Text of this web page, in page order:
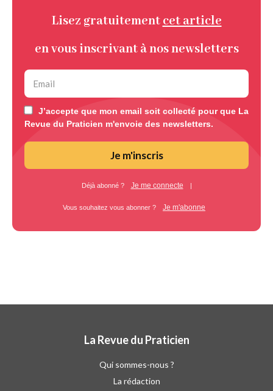
Lisez gratuitement cet article
en vous inscrivant à nos newsletters
J’accepte que mon email soit collecté pour que La
Revue du Praticien m'envoie des newsletters.
Je m'inscris
Déjà abonné ? Je me connecte |
Vous souhaitez vous abonner ? Je m'abonne
La Revue du Praticien
Qui sommes-nous ?
La rédaction